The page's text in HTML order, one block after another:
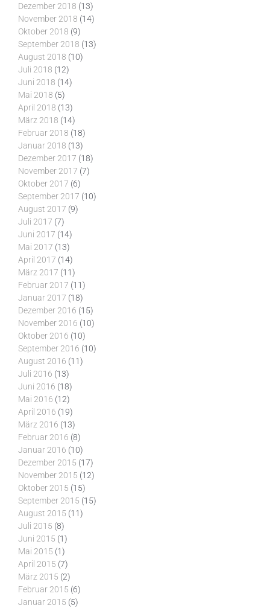
Dezember 2018 (13)
November 2018 (14)
Oktober 2018 (9)
September 2018 (13)
August 2018 (10)
Juli 2018 (12)
Juni 2018 (14)
Mai 2018 (5)
April 2018 (13)
März 2018 (14)
Februar 2018 (18)
Januar 2018 (13)
Dezember 2017 (18)
November 2017 (7)
Oktober 2017 (6)
September 2017 (10)
August 2017 (9)
Juli 2017 (7)
Juni 2017 (14)
Mai 2017 (13)
April 2017 (14)
März 2017 (11)
Februar 2017 (11)
Januar 2017 (18)
Dezember 2016 (15)
November 2016 (10)
Oktober 2016 (10)
September 2016 (10)
August 2016 (11)
Juli 2016 (13)
Juni 2016 (18)
Mai 2016 (12)
April 2016 (19)
März 2016 (13)
Februar 2016 (8)
Januar 2016 (10)
Dezember 2015 (17)
November 2015 (12)
Oktober 2015 (15)
September 2015 (15)
August 2015 (11)
Juli 2015 (8)
Juni 2015 (1)
Mai 2015 (1)
April 2015 (7)
März 2015 (2)
Februar 2015 (6)
Januar 2015 (5)